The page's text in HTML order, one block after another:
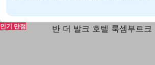
인기 만점